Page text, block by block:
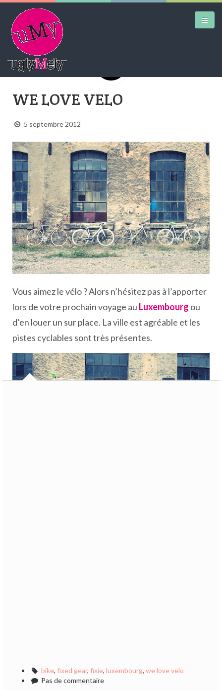
AIRTRAINERPEDIA
STREET ART
MW SHIFT
DAILY CITY
CONTACT
WE LOVE VELO
5 septembre 2012
Vous aimez le vélo ? Alors n’hésitez pas à l’apporter
lors de votre prochain voyage au Luxembourg ou
d’en louer un sur place. La ville est agréable et les
pistes cyclables sont très présentes.
bike, fixed gear, fixie, luxembourg, we love velo
Pas de commentaire